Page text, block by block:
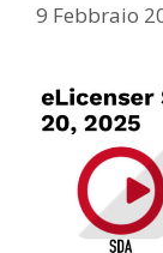
9 Febbraio